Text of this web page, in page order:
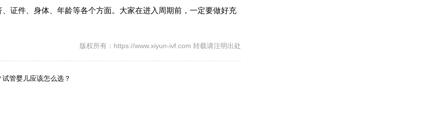
证件、身体、年龄等各个方面。大家在进入周期前，一定要做好充
版权所有：https://www.xiyun-ivf.com 转载请注明出处
管婴儿应该怎么选？